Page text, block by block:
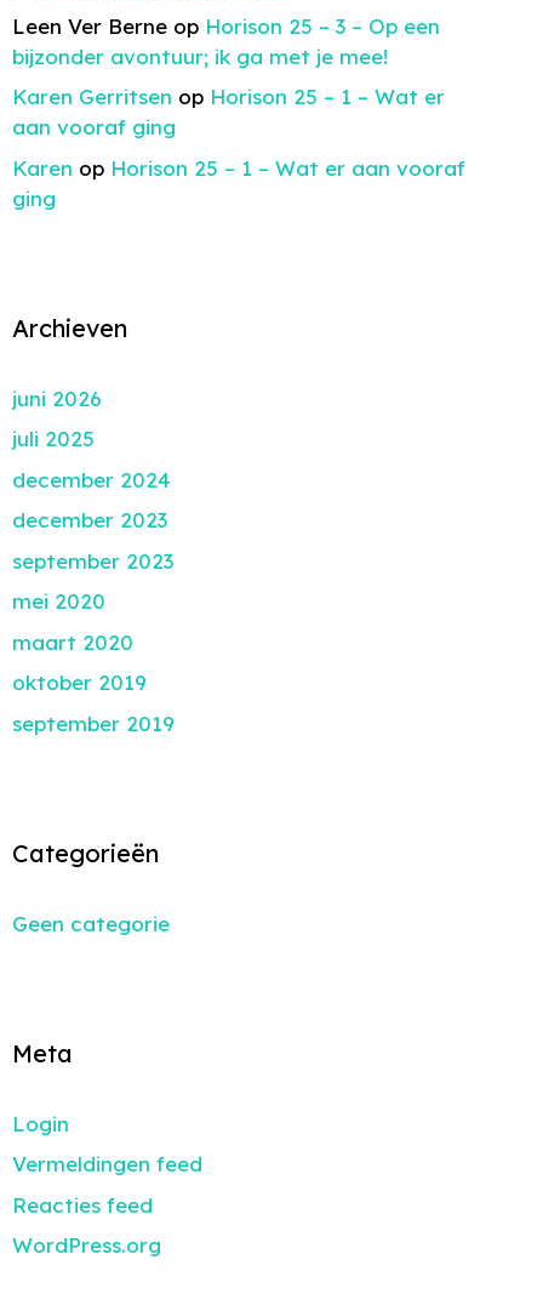
Leen Ver Berne op Horison 25 – 3 – Op een
bijzonder avontuur; ik ga met je mee!
Karen Gerritsen op Horison 25 – 1 – Wat er
aan vooraf ging
Karen op Horison 25 – 1 – Wat er aan vooraf
ging
Archieven
juni 2026
juli 2025
december 2024
december 2023
september 2023
mei 2020
maart 2020
oktober 2019
september 2019
Categorieën
Geen categorie
Meta
Login
Vermeldingen feed
Reacties feed
WordPress.org